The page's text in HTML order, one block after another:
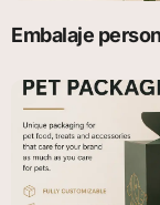
Embalaje